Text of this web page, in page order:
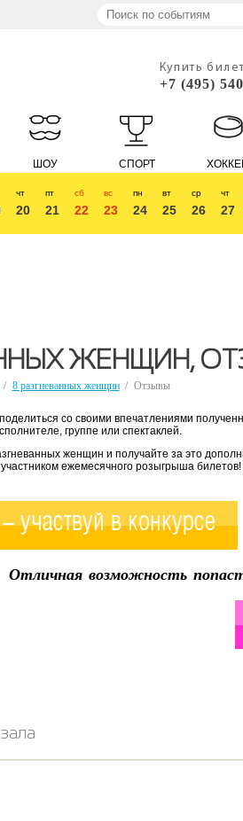
Купить
+7 (495)
ШОУ СПОРТ
чт
20
пт
21
сб
22
вс
23
пн
24
вт
25
ср
26
чт
27
ЖЕНЩИН,
/ 8 разгневанных женщин / Отзывы
со своими впечатлениями
группе или спектаклей.
женщин и получайте за это
ежемесячного розыгрыша
в конкурсе
Отличная возможность